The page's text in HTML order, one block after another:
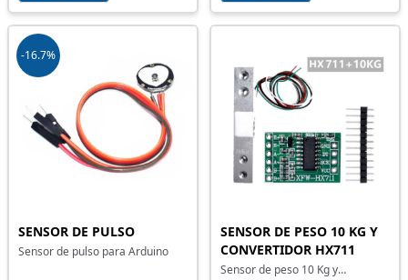
-16.7%
SENSOR DE PULSO
Sensor de pulso para Arduino
SENSOR DE PESO 10 KG Y
CONVERTIDOR HX711
Sensor de peso 10 Kg y